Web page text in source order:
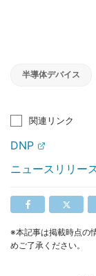
半導体デバイス
関連リンク
DNP
ニュースリリー
※本記事は掲載時点の
めご了承ください。